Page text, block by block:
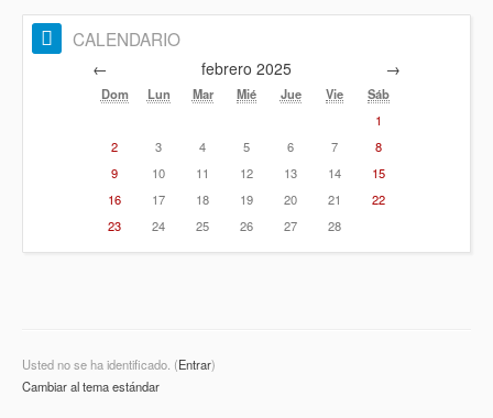
CALENDARIO
← febrero 2025 →
Dom Lun Mar Mié Jue Vie
Sáb
1
2
3 4 5 6 7
8
9
10 11 12 13 14
15
16
17 18 19 20 21
22
23
24 25 26 27 28
Usted no se ha identificado. (Entrar)
Cambiar al tema estándar